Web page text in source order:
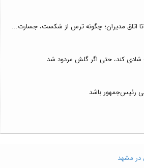
اتاق مدیران؛ چگونه ترس از شکست، جسارت...
کند، حتی اگر گلش مردود شد
رئیس‌جمهور باشد
در مشهد